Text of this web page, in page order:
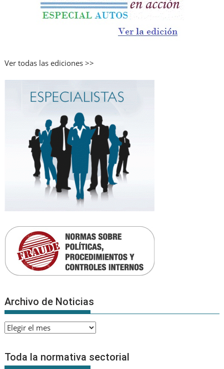
Ver todas las ediciones >>
Archivo de Noticias
Archivo
Noticias
Toda la normativa sectorial